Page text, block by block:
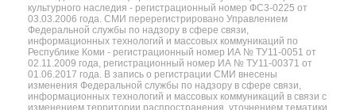
культурного наследия - регистрационный номер ФС3-0225 от
03.03.2006 года. СМИ перерегистрировано Управлением
Федеральной службы по надзору в сфере связи,
информационных технологий и массовых коммуникаций по
Республике Коми - регистрационный номер ИА № ТУ11-0051 от
02.11.2009 года, регистрационный номер ИА № ТУ11-00371 от
01.06.2017 года. В запись о регистрации СМИ внесены
изменения Федеральной службы по надзору в сфере связи,
информационных технологий и массовых коммуникаций в связи с